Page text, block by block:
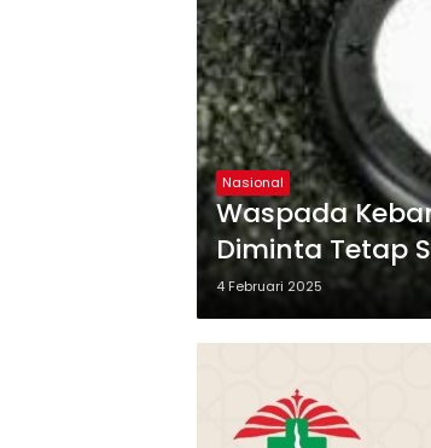
Nasional
Waspada
Diminta Tetap
4 Februari 2025